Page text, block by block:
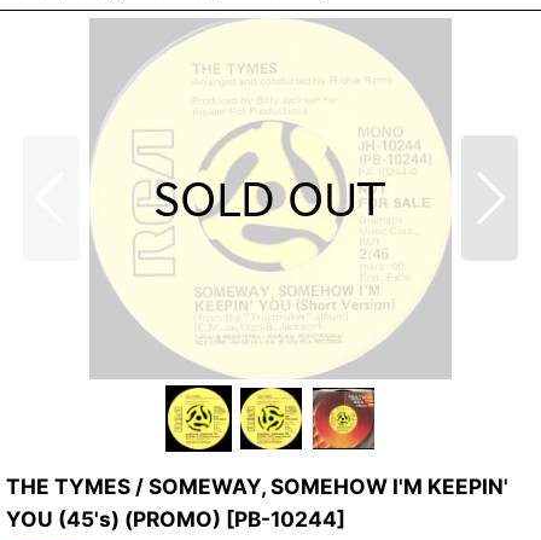
THE TYMES / SOMEWAY, SOMEHOW I'M KEEPIN'
YOU (45's) (PROMO) [PB-10244]